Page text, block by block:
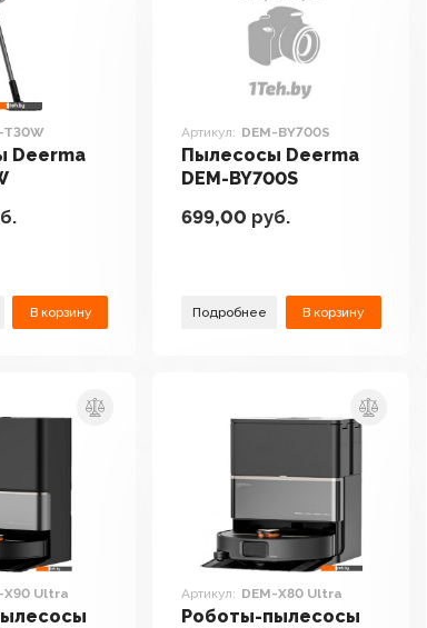
T30W
Deerma
В корзину
Артикул: DEM-BY700S
Пылесосы Deerma
DEM-BY700S
699,00 руб.
Подробнее В корзину
X90 Ultra Артикул: DEM-X80 Ultra
Роботы-пылесосы